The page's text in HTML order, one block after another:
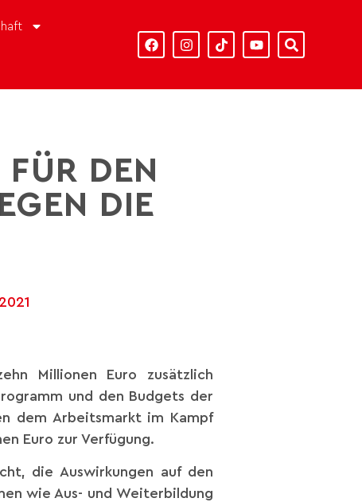
DEN
DIE
Millionen Euro zusätzlich
und den Budgets der
dem Arbeitsmarkt im Kampf
Euro zur Verfügung.
die Auswirkungen auf den
wie Aus- und Weiterbildung